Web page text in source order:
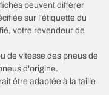
peuvent différer
sur l'étiquette du
votre revendeur de
de vitesse des pneus de
d'origine.
être adaptée à la taille